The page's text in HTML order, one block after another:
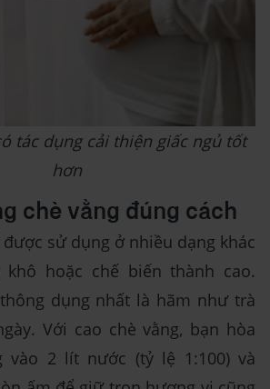
tác dụng cải thiện giấc ngủ tốt
hơn
chè vằng đúng cách
được sử dụng ở nhiều dạng khác
hoặc chế biến thành cao.
dụng nhất là hãm như trà
Với cao chè vằng, bạn hòa
vào 2 lít nước (tỷ lệ 1:100) và